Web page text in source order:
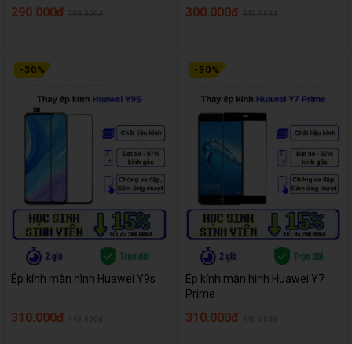
290.000đ 300.000đ
- 30%
Ép kính màn hình Huawei Y9s
310.000đ
- 30%
Ép kính màn hình Huawei Y7
Prime
310.000đ